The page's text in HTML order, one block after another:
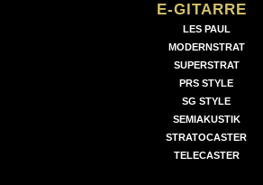
E-GITARRE
LES PAUL
MODERNSTRAT
SUPERSTRAT
PRS STYLE
SG STYLE
SEMIAKUSTIK
STRATOCASTER
TELECASTER